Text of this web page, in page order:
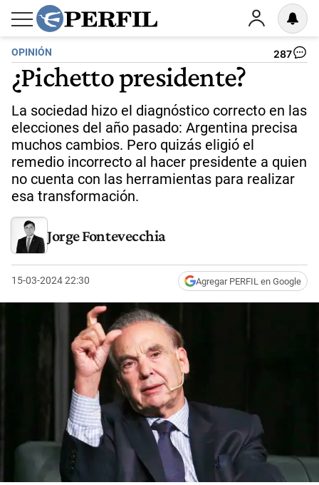
OPINIÓN 287
¿Pichetto presidente?
La sociedad hizo el diagnóstico correcto en las
elecciones del año pasado: Argentina precisa
muchos cambios. Pero quizás eligió el
remedio incorrecto al hacer presidente a quien
no cuenta con las herramientas para realizar
esa transformación.
Jorge Fontevecchia
15-03-2024 22:30 Agregar PERFIL en Google